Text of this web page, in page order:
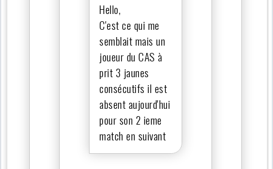
Hello,
C'est ce qui me
semblait mais un
joueur du CAS à
prit 3 jaunes
consécutifs il est
absent aujourd'hui
pour son 2 ieme
match en suivant